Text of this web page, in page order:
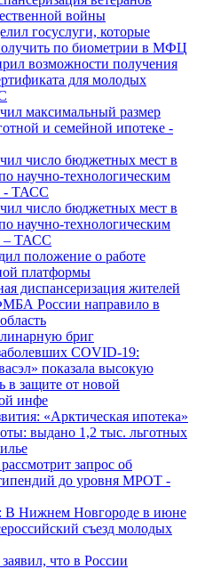
войны
госуслуги, которые
по биометрии в МФЦ
возможности получения
для молодых
максимальный размер
и семейной ипотеке -
число бюджетных мест в
научно-технологическим
- ТАСС
число бюджетных мест в
научно-технологическим
– ТАСС
положение о работе
платформы
диспансеризация жителей
России направило в
бриг
COVID-19:
показала высокую
в защите от новой
инфе
«Арктическая ипотека»
выдано 1,2 тыс. льготных
запрос об
до уровня МРОТ -
В Нижнем Новгороде в июне
съезд молодых
что в России